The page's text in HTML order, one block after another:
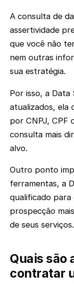
A consulta de
assertividade
que você não
nem outras
sua estratégia.
Por isso, a Data
atualizados, ela
por CNPJ, CPF
consulta mais
alvo.
Outro ponto
ferramentas, a
qualificado para
prospecção
de seus serviços.
Quais são
contratar